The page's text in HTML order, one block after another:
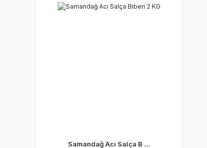
Samandağ Acı Salça B ...